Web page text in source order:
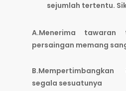
sejumlah tertentu.
A.Menerima tawaran
persaingan memang
segala sesuatunya